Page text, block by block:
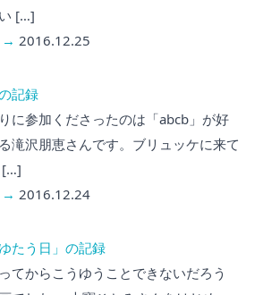
[…]
→ 2016.12.25
記録
に参加くださったのは「abcb」が好
滝沢朋恵さんです。ブリュッケに来て
[…]
→ 2016.12.24
たう日」の記録
てからこうゆうことできないだろう